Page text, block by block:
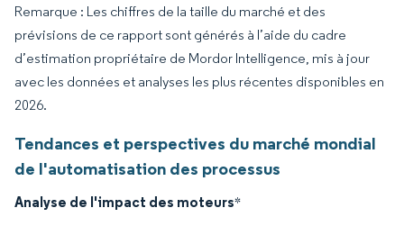
Remarque : Les chiffres de la taille du marché et des
prévisions de ce rapport sont générés à l’aide du cadre
d’estimation propriétaire de Mordor Intelligence, mis à jour
avec les données et analyses les plus récentes disponibles en
2026.
Tendances et perspectives du marché mondial
de l'automatisation des processus
Analyse de l'impact des moteurs*